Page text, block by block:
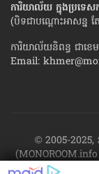
ការិយាល័យ ក្នុង​ប្រទេស​
(បិទជាបណ្ដោះអាសន្ន
ការិយាល័យនិពន្ធ ជាខេ
Email:
© 2005-2025,
ទាំង​អស់ ​នៃ​ការ​ផ្សា